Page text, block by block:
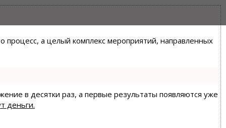
процесс, а целый комплекс мероприятий, направленных
в десятки раз, а первые результаты появляются уже
деньги.